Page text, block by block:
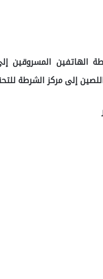
الهاتفين المسروقين
إلى مركز الشرطة